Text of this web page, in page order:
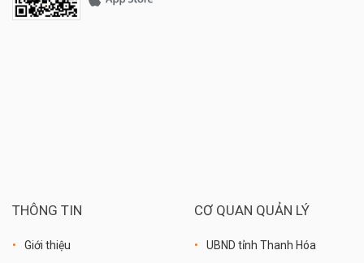
THÔNG TIN
Giới thiệu
CƠ QUAN QUẢN LÝ
UBND tỉnh Thanh Hóa